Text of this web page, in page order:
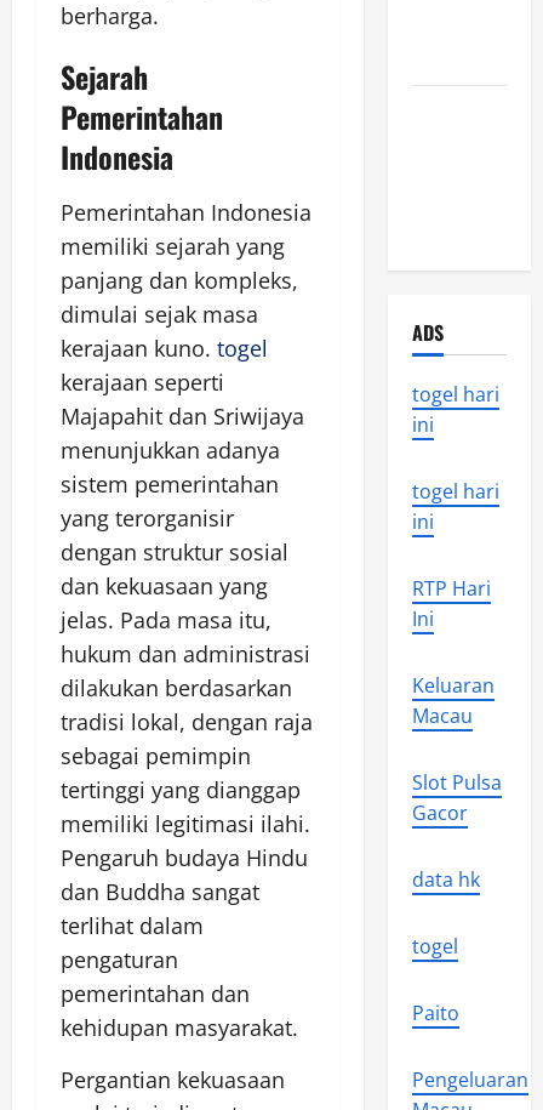
berharga.
Sejarah
Pemerintahan
Indonesia
Pemerintahan Indonesia
memiliki sejarah yang
panjang dan kompleks,
dimulai sejak masa
kerajaan kuno. togel
kerajaan seperti
Majapahit dan Sriwijaya
menunjukkan adanya
sistem pemerintahan
yang terorganisir
dengan struktur sosial
dan kekuasaan yang
jelas. Pada masa itu,
hukum dan administrasi
dilakukan berdasarkan
tradisi lokal, dengan raja
sebagai pemimpin
tertinggi yang dianggap
memiliki legitimasi ilahi.
Pengaruh budaya Hindu
dan Buddha sangat
terlihat dalam
pengaturan
pemerintahan dan
kehidupan masyarakat.
Pergantian kekuasaan
ADS
togel hari
ini
togel hari
ini
RTP Hari
Ini
Keluaran
Macau
Slot Pulsa
Gacor
data hk
togel
Paito
Pengeluaran